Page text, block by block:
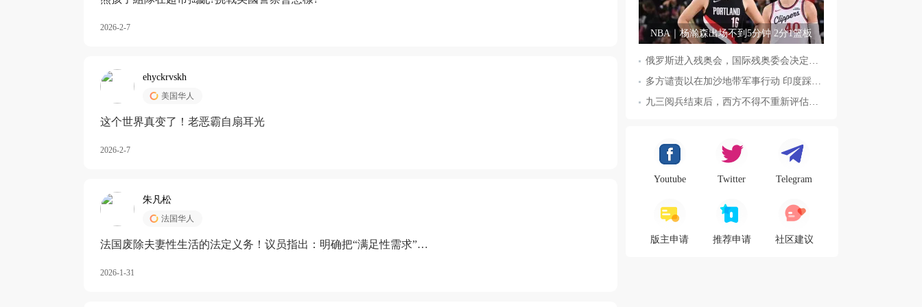
2026-2-7
ehyckrvskh
美国华人
这个世界真变了！老恶霸自扇耳光
2026-2-7
朱凡松
法国华人
法国废除夫妻性生活的法定义务！议员指出：明确把“满足性需求”排
2026-1-31
NBA｜杨瀚森出场不到5分钟 2分1篮板
Youtube Twitter Telegram
版主申请 推荐申请 社区建议